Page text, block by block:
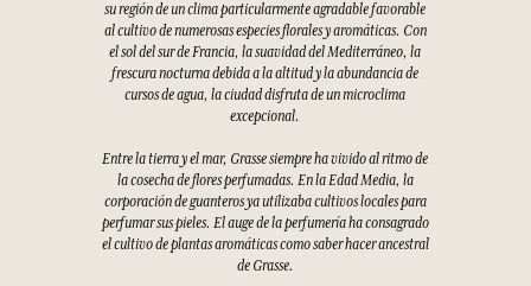
su región de un clima particularmente agradable favorable
al cultivo de numerosas especies florales y aromáticas. Con
el sol del sur de Francia, la suavidad del Mediterráneo, la
frescura nocturna debida a la altitud y la abundancia de
cursos de agua, la ciudad disfruta de un microclima
excepcional.
Entre la tierra y el mar, Grasse siempre ha vivido al ritmo de
la cosecha de flores perfumadas. En la Edad Media, la
corporación de guanteros ya utilizaba cultivos locales para
perfumar sus pieles. El auge de la perfumería ha consagrado
el cultivo de plantas aromáticas como saber hacer ancestral
de Grasse.